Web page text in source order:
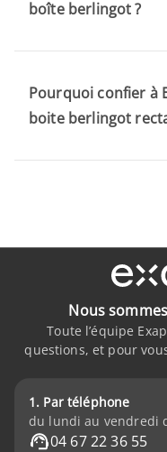
boîte berlingot ?
Pourquoi confier à
boite berlingot
Nous
Toute l’équipe
questions, et pour
1. Par téléphone
du lundi au vendredi
04 67 22 36 55